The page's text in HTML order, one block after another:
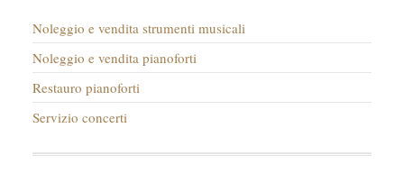
Noleggio e vendita strumenti musicali
Noleggio e vendita pianoforti
Restauro pianoforti
Servizio concerti